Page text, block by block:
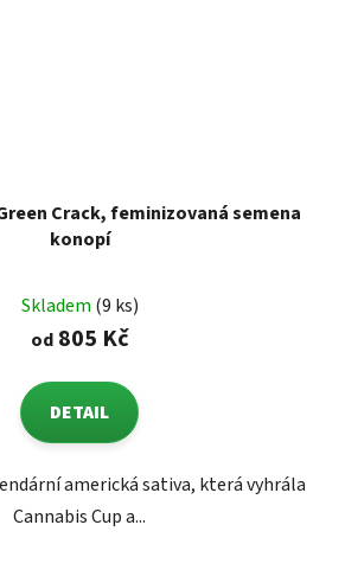
Crack, feminizovaná semena
konopí
Skladem (9 ks)
od805 Kč
DETAIL
americká sativa, která vyhrála
Cannabis Cup a...